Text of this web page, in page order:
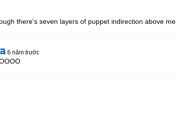
there's seven layers of puppet indirection above me.
6 năm trước